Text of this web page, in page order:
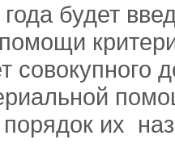
будет
совокупного
их